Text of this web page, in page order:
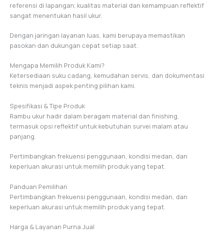
referensi di lapangan; kualitas material dan kemampuan reflektif
sangat menentukan hasil ukur.
Dengan jaringan layanan luas, kami berupaya memastikan
pasokan dan dukungan cepat setiap saat.
Mengapa Memilih Produk Kami?
Ketersediaan suku cadang, kemudahan servis, dan dokumentasi
teknis menjadi aspek penting pilihan kami.
Spesifikasi & Tipe Produk
Rambu ukur hadir dalam beragam material dan finishing,
termasuk opsi reflektif untuk kebutuhan survei malam atau
panjang.
Pertimbangkan frekuensi penggunaan, kondisi medan, dan
keperluan akurasi untuk memilih produk yang tepat.
Panduan Pemilihan
Pertimbangkan frekuensi penggunaan, kondisi medan, dan
keperluan akurasi untuk memilih produk yang tepat.
Harga & Layanan Purna Jual